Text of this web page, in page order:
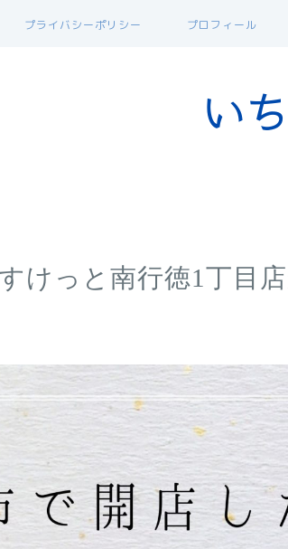
プライバシーポリシー プロフィール
けっと南行徳1丁目